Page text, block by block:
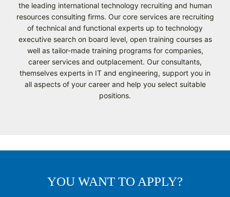
the leading international technology recruiting and human
resources consulting firms. Our core services are recruiting
of technical and functional experts up to technology
executive search on board level, open training courses as
well as tailor-made training programs for companies,
career services and outplacement. Our consultants,
themselves experts in IT and engineering, support you in
all aspects of your career and help you select suitable
positions.
YOU WANT TO APPLY?